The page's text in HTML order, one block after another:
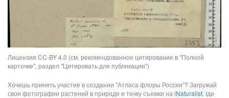
Лицензия CC-BY 4.0 (см. рекомендованное цитирование в "Полной
карточке", раздел "Цитировать для публикации")
Хочешь принять участие в создании "Атласа флоры России"? Загружай
свои фотографии растений в природе и точку съемки на iNaturalist, где